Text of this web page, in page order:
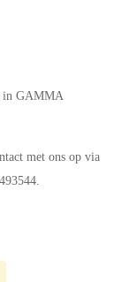
in GAMMA
met ons op via